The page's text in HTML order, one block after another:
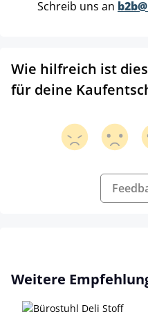
Schreib uns an
Wie hilfreich ist
für deine
Produktgalerie überspringen
Weitere